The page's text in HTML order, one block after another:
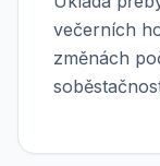
večerních
změnách